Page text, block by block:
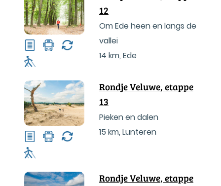
12
Om Ede heen en langs de
vallei
14 km, Ede
Rondje Veluwe, etappe
13
Pieken en dalen
15 km, Lunteren
Rondje Veluwe, etappe